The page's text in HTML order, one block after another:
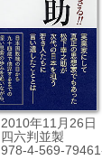
2010年11月26日
四六判並製
978-4-569-